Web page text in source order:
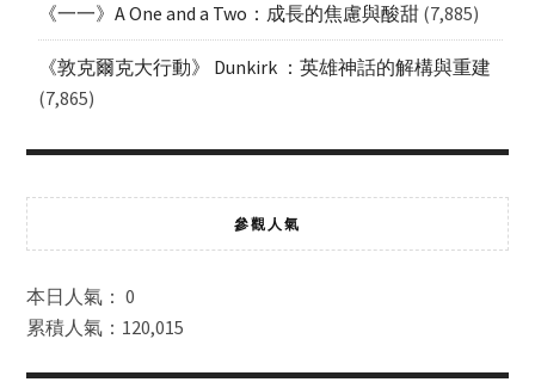
《一一》A One and a Two：成長的焦慮與酸甜 (7,885)
《敦克爾克大行動》 Dunkirk ：英雄神話的解構與重建
(7,865)
參觀人氣
本日人氣： 0
累積人氣：120,015